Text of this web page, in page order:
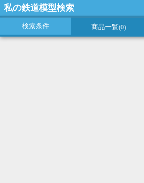
私の鉄道模型検索
検索条件 商品一覧(0)